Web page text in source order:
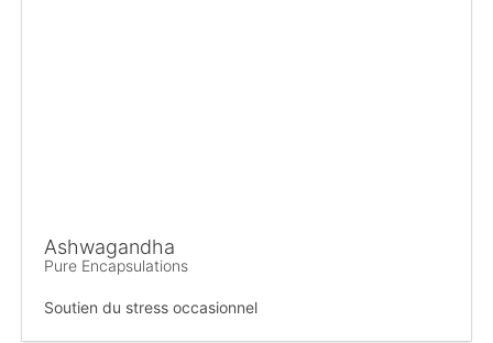
Ashwagandha
Pure Encapsulations
Soutien du stress occasionnel